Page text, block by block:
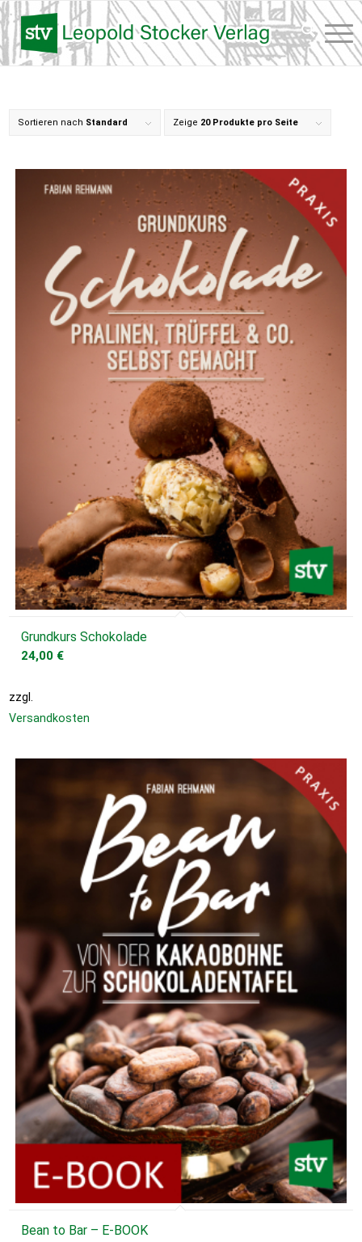
Sortieren nach Standard Zeige 20 Produkte pro Seite
Grundkurs Schokolade
24,00 €
zzgl.
Versandkosten
Bean to Bar – E-BOOK